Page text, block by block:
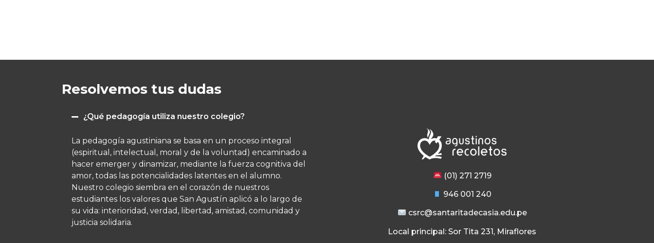
Resolvemos tus dudas
¿Qué pedagogía utiliza nuestro colegio?
La pedagogía agustiniana se basa en un proceso integral
(espiritual, intelectual, moral y de la voluntad) encaminado a
hacer emerger y dinamizar, mediante la fuerza cognitiva del
amor, todas las potencialidades latentes en el alumno.​
Nuestro colegio siembra en el corazón de nuestros
estudiantes los valores que San Agustín aplicó a lo largo de
su vida: interioridad, verdad, libertad, amistad, comunidad y
justicia solidaria.
(01) 271 2719
946 001 240
csrc@santaritadecasia.edu.pe
Local principal: Sor Tita 231, Miraflores